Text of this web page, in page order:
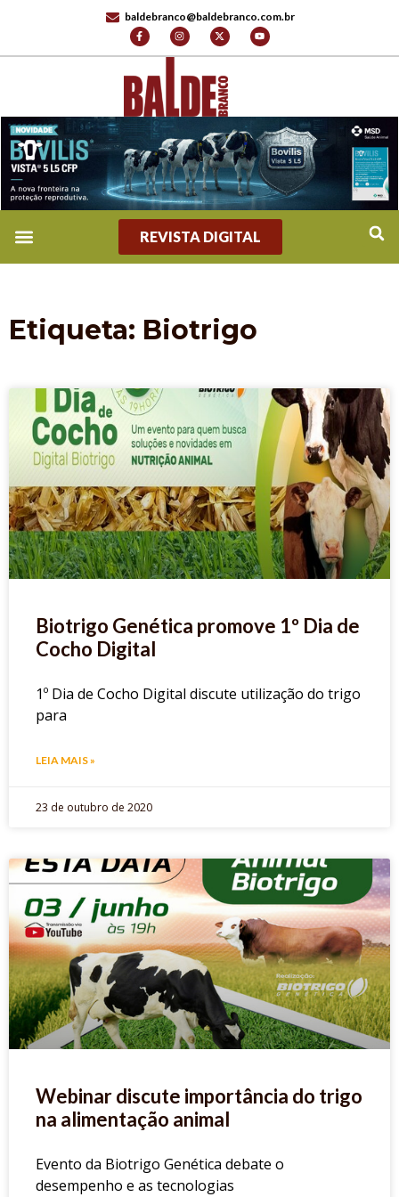
baldebranco@baldebranco.com.br
REVISTA DIGITAL
Etiqueta: Biotrigo
Biotrigo Genética promove 1º Dia de
Cocho Digital
1º Dia de Cocho Digital discute utilização do trigo
para
LEIA MAIS »
23 de outubro de 2020
Webinar discute importância do trigo
na alimentação animal
Evento da Biotrigo Genética debate o
desempenho e as tecnologias